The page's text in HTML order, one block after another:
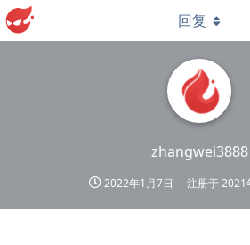
zhangwei3888
2022年1月7日 注册于2021
回复